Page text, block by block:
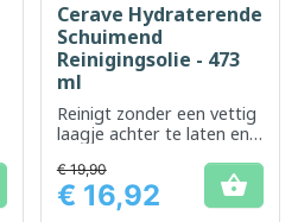
Cerave Hydraterende
Schuimend
Reinigingsolie - 473
ml
Reinigt zonder een vettig
laagje achter te laten en
droge en gevoelige huid
Prijs
€ 19,90
€ 16,92 